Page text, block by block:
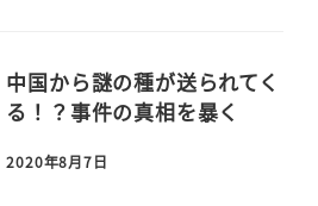
中国から謎の種が送られてく
る！？事件の真相を暴く
2020年8月7日